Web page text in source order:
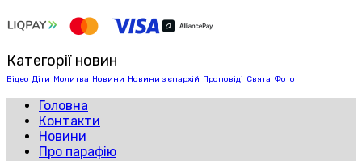
Категорії новин
Відео Діти Молитва Новини Новини з єпархій Проповіді Свята Фото
Головна
Контакти
Новини
Про парафію